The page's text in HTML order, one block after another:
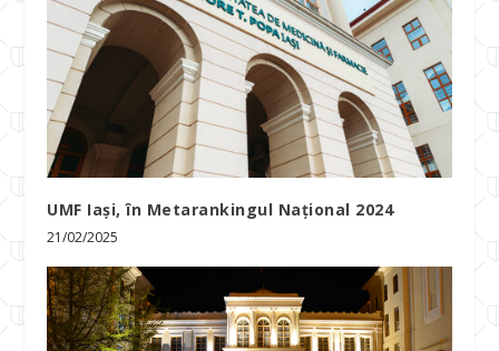
UMF Iași, în Metarankingul Național 2024
21/02/2025